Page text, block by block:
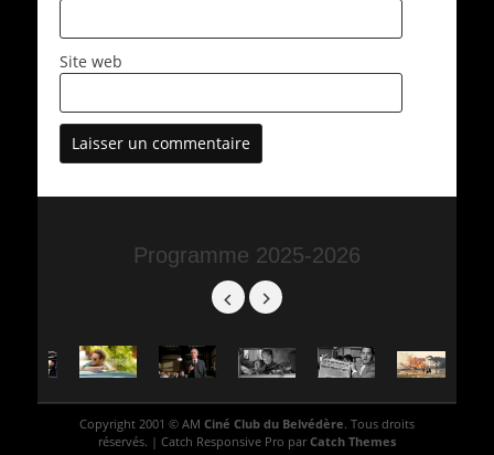
Site web
Programme 2025-2026
Copyright 2001 © AM Ciné Club du Belvédère. Tous droits
réservés. | Catch Responsive Pro par Catch Themes